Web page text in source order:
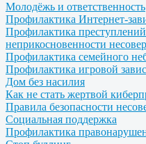
Молодёжь и ответственность
Профилактика Интернет-
Профилактика
неприкосновенности
Профилактика семейного
Профилактика игровой
Дом без насилия
Как не стать жертвой
Правила безопасности
Социальная поддержка
Профилактика